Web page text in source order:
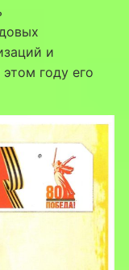
и
году его